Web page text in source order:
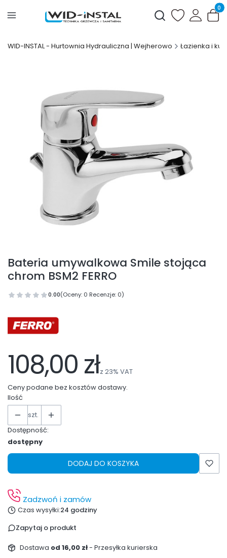
Otwórz
WID-INSTAL - Hurtownia Hydrauliczna | Wejherowo Łazienka i
Bateria umywalkowa Smile stojąca
chrom BSM2 FERRO
0.00(Oceny: 0 Recenzje: 0)
108,00 złz 23% VAT
Ceny podane bez kosztów dostawy.
Ilość
szt.
Dostępność:
dostępny
DODAJ DO KOSZYKA
Zadzwoń i zamów
Czas wysyłki:24 godziny
Zapytaj o produkt
Dostawa od 16,00 zł- Przesyłka kurierska